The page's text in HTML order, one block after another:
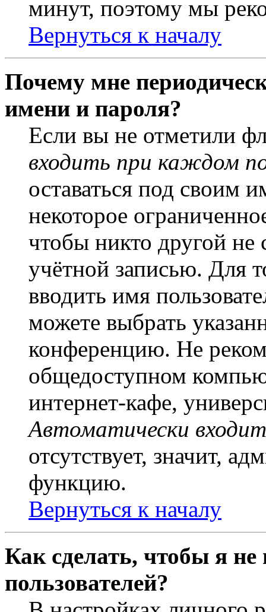
минут, поэтому мы
Вернуться к началу
Почему мне
имени и пароля?
Если вы не отметили
входить при каждом
оставаться под своим
некоторое
чтобы никто другой не
учётной записью. Для
вводить имя
можете выбрать
конференцию. Не
общедоступном
интернет-кафе,
Автоматически
отсутствует, значит,
функцию.
Вернуться к началу
Как сделать, чтобы я
пользователей?